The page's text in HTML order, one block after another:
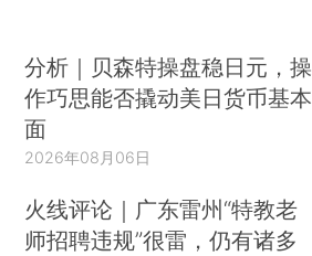
分析｜贝森特操盘稳日元，操
作巧思能否撬动美日货币基本
面
2026年08月06日
火线评论｜广东雷州“特教老
师招聘违规”很雷，仍有诸多